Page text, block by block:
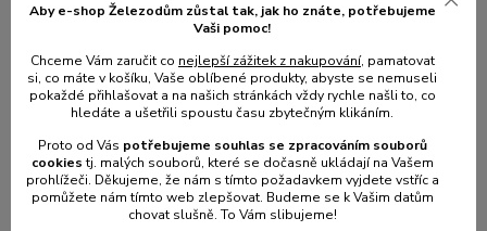
číst celé
Aby e-shop Železodům zůstal tak, jak ho znáte, potřebujeme
Vaši pomoc!
Chceme Vám zaručit co nejlepší zážitek z nakupování, pamatovat
si, co máte v košíku, Vaše oblíbené produkty, abyste se nemuseli
pokaždé přihlašovat a na našich stránkách vždy rychle našli to, co
hledáte a ušetřili spoustu času zbytečným klikáním.
Proto od Vás potřebujeme souhlas se zpracováním souborů
cookiestj. malých souborů, které se dočasně ukládají na Vašem
prohlížeči. Děkujeme, že nám s tímto požadavkem vyjdete vstříc a
pomůžete nám tímto web zlepšovat. Budeme se k Vašim datům
chovat slušně. To Vám slibujeme!